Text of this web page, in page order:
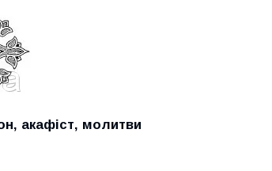
акафіст, молитви